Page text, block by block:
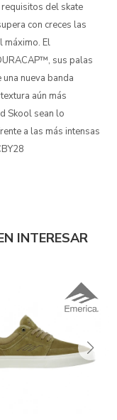
del skate
con creces las
máximo. El
sus palas
nueva banda
aún más
Skool sean lo
a las más intensas
INTERESAR